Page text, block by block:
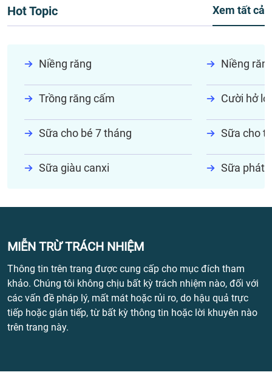
Hot Topic Xem tất cả
Niềng răng Niềng
Trồng răng cấm Cười hở lợi
Sữa cho bé 7 tháng Sữa cho
Sữa giàu canxi Sữa phát
MIỄN TRỪ TRÁCH NHIỆM
Thông tin trên trang được cung cấp cho mục đích tham
khảo. Chúng tôi không chịu bất kỳ trách nhiệm nào, đối với
các vấn đề pháp lý, mất mát hoặc rủi ro, do hậu quả trực
tiếp hoặc gián tiếp, từ bất kỳ thông tin hoặc lời khuyên nào
trên trang này.